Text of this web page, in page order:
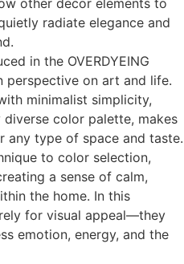
other decor elements to
radiate elegance and
in the OVERDYEING
on art and life.
minimalist simplicity,
color palette, makes
any type of space and taste.
to color selection,
a sense of calm,
the home. In this
for visual appeal—they
emotion, energy, and the